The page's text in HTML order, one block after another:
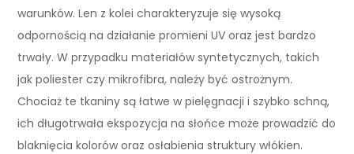
warunków. Len z kolei charakteryzuje się wysoką
odpornością na działanie promieni UV oraz jest bardzo
trwały. W przypadku materiałów syntetycznych, takich
jak poliester czy mikrofibra, należy być ostrożnym.
Chociaż te tkaniny są łatwe w pielęgnacji i szybko schną,
ich długotrwała ekspozycja na słońce może prowadzić do
blaknięcia kolorów oraz osłabienia struktury włókien.